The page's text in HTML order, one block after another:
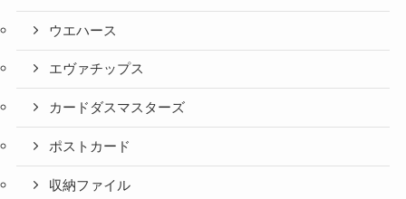
ウエハース
エヴァチップス
カードダスマスターズ
ポストカード
収納ファイル